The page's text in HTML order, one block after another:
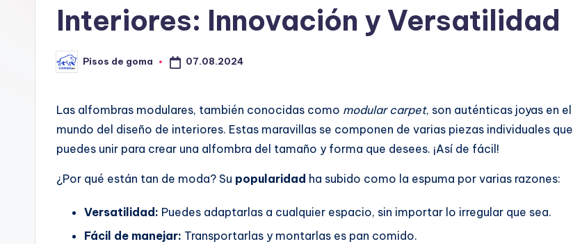
mInteriores: Innovación y Versatilidad
Publicado
por
Pisos de goma 07.08.2024
Las alfombras modulares, también conocidas como modular carpet, son auténticas joyas en el
mundo del diseño de interiores. Estas maravillas se componen de varias piezas individuales que
puedes unir para crear una alfombra del tamaño y forma que desees. ¡Así de fácil!
¿Por qué están tan de moda? Su popularidad ha subido como la espuma por varias razones:
Versatilidad: Puedes adaptarlas a cualquier espacio, sin importar lo irregular que sea.
Fácil de manejar: Transportarlas y montarlas es pan comido.